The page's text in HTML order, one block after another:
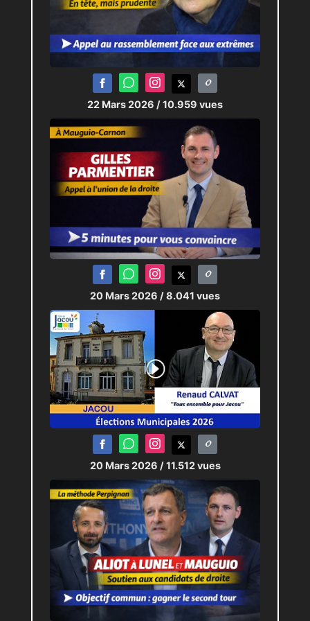
dynamique de soutiens des
projets et de défense du
territoire.
Journaliste : Pierric-Joël Loubat
Technicien Plateau :Audric Brun
Stéphane Tellier
22 Mars 2026 / 10.959 vues
20 Mars 2026 / 8.041 vues
20 Mars 2026 / 11.512 vues